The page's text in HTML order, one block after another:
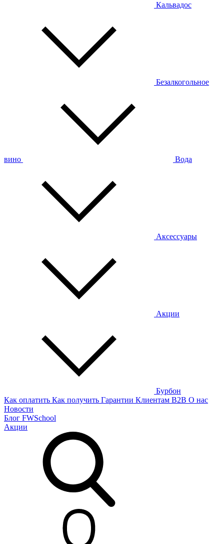
Кальвадос
Безалкогольное
вино Вода
Аксессуары
Акции
Бурбон
Как оплатить Как получить Гарантии Клиентам B2B О нас
Новости
Блог FWSchool
Акции